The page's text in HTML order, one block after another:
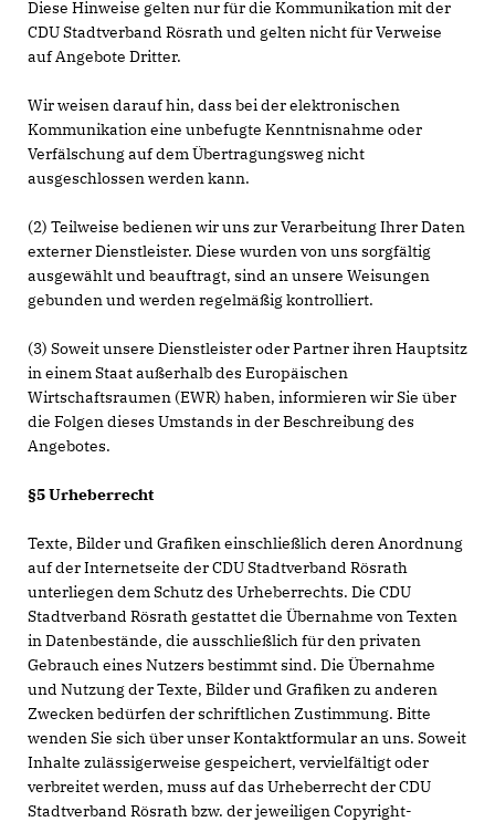
Diese Hinweise gelten nur für die Kommunikation mit der
CDU Stadtverband Rösrath und gelten nicht für Verweise
auf Angebote Dritter.
Wir weisen darauf hin, dass bei der elektronischen
Kommunikation eine unbefugte Kenntnisnahme oder
Verfälschung auf dem Übertragungsweg nicht
ausgeschlossen werden kann.
(2) Teilweise bedienen wir uns zur Verarbeitung Ihrer Daten
externer Dienstleister. Diese wurden von uns sorgfältig
ausgewählt und beauftragt, sind an unsere Weisungen
gebunden und werden regelmäßig kontrolliert.
(3) Soweit unsere Dienstleister oder Partner ihren Hauptsitz
in einem Staat außerhalb des Europäischen
Wirtschaftsraumen (EWR) haben, informieren wir Sie über
die Folgen dieses Umstands in der Beschreibung des
Angebotes.
§5 Urheberrecht
Texte, Bilder und Grafiken einschließlich deren Anordnung
auf der Internetseite der CDU Stadtverband Rösrath
unterliegen dem Schutz des Urheberrechts. Die CDU
Stadtverband Rösrath gestattet die Übernahme von Texten
in Datenbestände, die ausschließlich für den privaten
Gebrauch eines Nutzers bestimmt sind. Die Übernahme
und Nutzung der Texte, Bilder und Grafiken zu anderen
Zwecken bedürfen der schriftlichen Zustimmung. Bitte
wenden Sie sich über unser Kontaktformular an uns. Soweit
Inhalte zulässigerweise gespeichert, vervielfältigt oder
verbreitet werden, muss auf das Urheberrecht der CDU
Stadtverband Rösrath bzw. der jeweiligen Copyright-